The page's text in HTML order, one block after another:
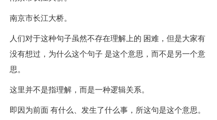
南京市长江大桥。
人们对于这种句子虽然不存在理解上的 困难，但是大家有
没有想过，为什么这个句子 是这个意思，而不是另一个意
思。
这里并不是指理解，而是一种逻辑关系。
即因为前面 有什么、发生了什么事，所这句是这个意思。